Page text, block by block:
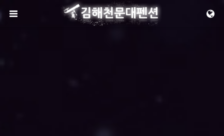
메뉴 건너뛰기